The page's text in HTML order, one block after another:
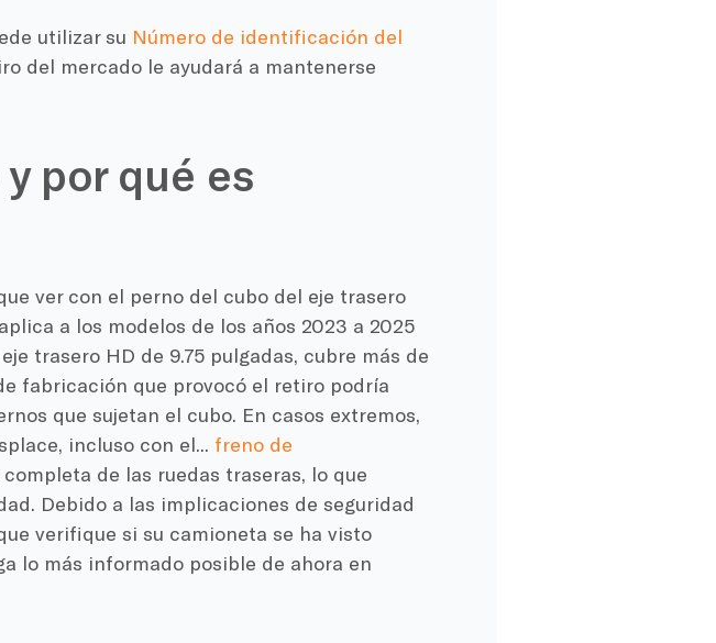
utilizar su Número de identificación del
del mercado le ayudará a mantenerse
por qué es
ver con el perno del cubo del eje trasero
a los modelos de los años 2023 a 2025
trasero HD de 9.75 pulgadas, cubre más de
fabricación que provocó el retiro podría
que sujetan el cubo. En casos extremos,
incluso con el... freno de
de las ruedas traseras, lo que
Debido a las implicaciones de seguridad
verifique si su camioneta se ha visto
lo más informado posible de ahora en